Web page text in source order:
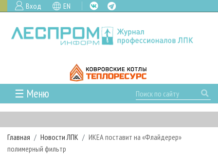
Вход EN
☰ Меню
ГЛАВНАЯ
РУБРИКИ И ТЕМЫ
РУБРИКИ ЖУРНАЛА
НОВОСТИ
Главная Новости ЛПК
ИКЕА поставит на «Флайдерер»
полимерный фильтр